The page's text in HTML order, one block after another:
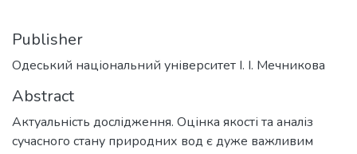
Publisher
Одеський національний університет І. І. Мечникова
Abstract
Актуальність дослідження. Оцінка якості та аналіз
сучасного стану природних вод є дуже важливим